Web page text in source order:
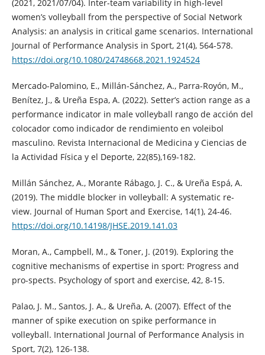
(2021, 2021/07/04). Inter-team variability in high-level
women’s volleyball from the perspective of Social Network
Analysis: an analysis in critical game scenarios. International
Journal of Performance Analysis in Sport, 21(4), 564-578.
https://doi.org/10.1080/24748668.2021.1924524
Mercado-Palomino, E., Millán-Sánchez, A., Parra-Royón, M.,
Benítez, J., & Ureña Espa, A. (2022). Setter’s action range as a
performance indicator in male volleyball rango de acción del
colocador como indicador de rendimiento en voleibol
masculino. Revista Internacional de Medicina y Ciencias de
la Actividad Física y el Deporte, 22(85),169-182.
Millán Sánchez, A., Morante Rábago, J. C., & Ureña Espá, A.
(2019). The middle blocker in volleyball: A systematic re-
view. Journal of Human Sport and Exercise, 14(1), 24-46.
https://doi.org/10.14198/JHSE.2019.141.03
Moran, A., Campbell, M., & Toner, J. (2019). Exploring the
cognitive mechanisms of expertise in sport: Progress and
pro-spects. Psychology of sport and exercise, 42, 8-15.
Palao, J. M., Santos, J. A., & Ureña, A. (2007). Effect of the
manner of spike execution on spike performance in
volleyball. International Journal of Performance Analysis in
Sport, 7(2), 126-138.